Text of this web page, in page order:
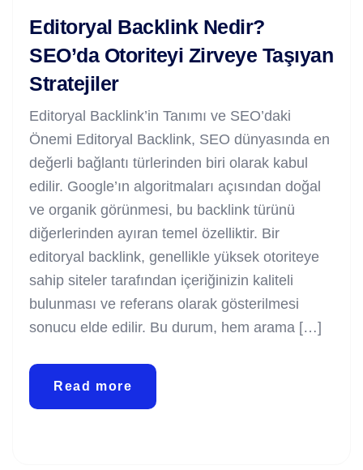
Editoryal Backlink Nedir?
SEO’da Otoriteyi Zirveye Taşıyan
Stratejiler
Editoryal Backlink’in Tanımı ve SEO’daki
Önemi Editoryal Backlink, SEO dünyasında en
değerli bağlantı türlerinden biri olarak kabul
edilir. Google’ın algoritmaları açısından doğal
ve organik görünmesi, bu backlink türünü
diğerlerinden ayıran temel özelliktir. Bir
editoryal backlink, genellikle yüksek otoriteye
sahip siteler tarafından içeriğinizin kaliteli
bulunması ve referans olarak gösterilmesi
sonucu elde edilir. Bu durum, hem arama […]
Read more